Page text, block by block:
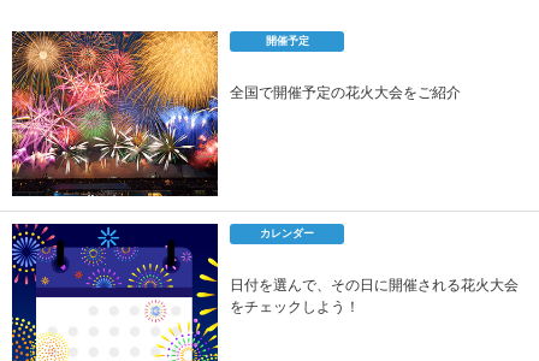
開催予定
全国で開催予定の花火大会をご紹介
カレンダー
日付を選んで、その日に開催される花火大会
をチェックしよう！